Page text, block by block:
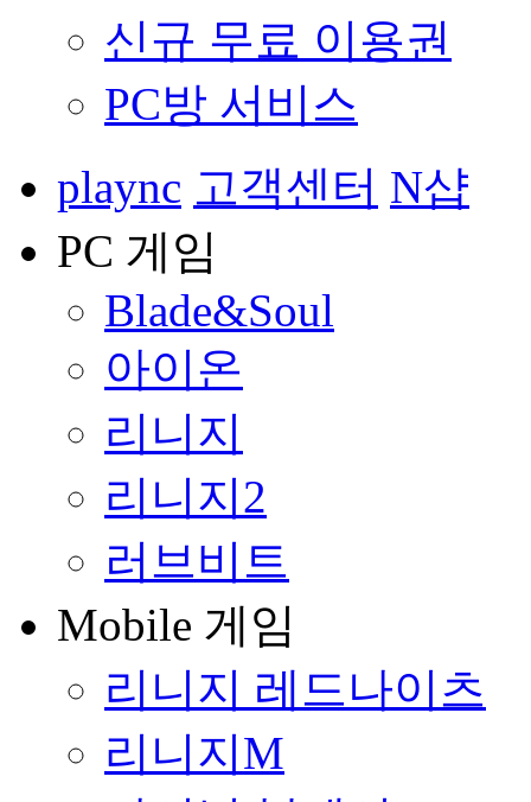
신규 무료 이용권
PC방 서비스
plaync 고객센터 N샵
PC 게임
Blade&Soul
아이온
리니지
리니지2
러브비트
Mobile 게임
리니지 레드나이츠
리니지M